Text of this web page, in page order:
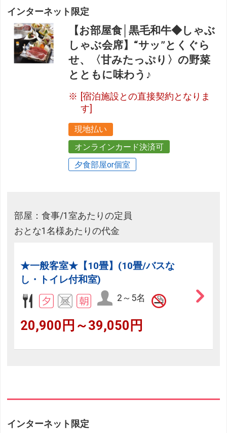
インターネット限定
【お部屋食│黒毛和牛◆しゃぶ
しゃぶ会席】“サッ”とくぐら
せ、〈甘みたっぷり〉の野菜
とともに味わう♪
[宿泊施設との直接契約となりま
す]
現地払い
オンラインカード決済可
夕食部屋or個室
部屋：食事/1室あたりの定員
おとな1名様あたりの代金
★一般客室★【10畳】(10畳/バスな
し・トイレ付和室)
2～5名
20,900円～39,050円
インターネット限定